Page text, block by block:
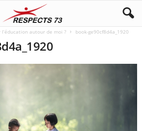
autour de moi ? book-ge90cf8d4a_1920